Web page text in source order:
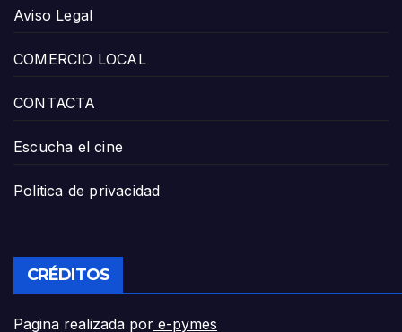
Aviso Legal
COMERCIO LOCAL
CONTACTA
Escucha el cine
Politica de privacidad
CRÉDITOS
Pagina realizada por e-pymes